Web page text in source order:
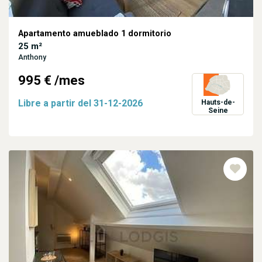
Apartamento amueblado 1 dormitorio
25 m²
Anthony
995 € /mes
Libre a partir del 31-12-2026
Hauts-de-
Seine